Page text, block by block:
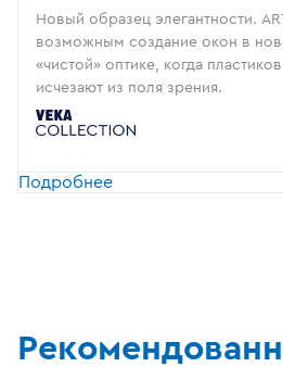
Новый образец элегантности.
возможным создание окон в
«чистой» оптике, когда
исчезают из поля зрения.
Подробнее